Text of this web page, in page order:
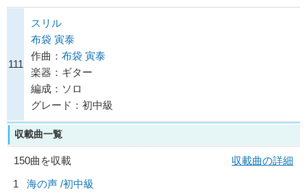
111
スリル
布袋 寅泰
作曲： 布袋 寅泰
楽器：ギター
編成：ソロ
グレード：初中級
収載曲一覧
150曲を収載
収載曲の詳細
1
海の声 /初中級